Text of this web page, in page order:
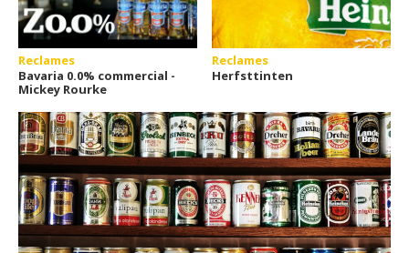
Reclames
Bavaria 0.0% commercial -
Mickey Rourke
Reclames
Herfsttinten